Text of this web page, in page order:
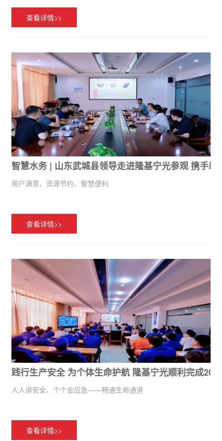
查看详情>>
智慧水务 | 山东武城县领导走进隆基宁光参观 携手助
用户满意、资源节约、智慧便利
查看详情>>
践行生产安全 为个体生命护航 隆基宁光顺利完成
人人讲安全、个个会应急——畅通生命通道
查看详情>>